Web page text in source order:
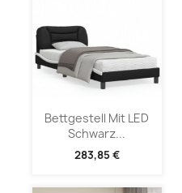
Bettgestell Mit LED
Schwarz...
283,85 €